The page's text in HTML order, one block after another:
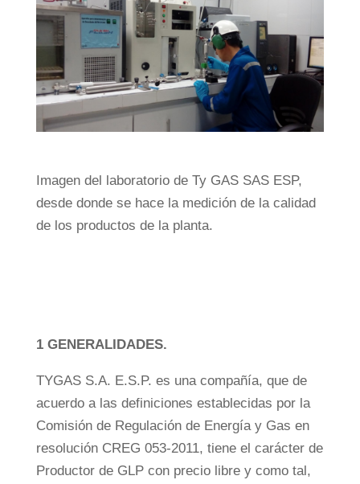
Imagen del laboratorio de Ty GAS SAS ESP,
desde donde se hace la medición de la calidad
de los productos de la planta.
1 GENERALIDADES.
TYGAS S.A. E.S.P. es una compañía, que de
acuerdo a las definiciones establecidas por la
Comisión de Regulación de Energía y Gas en
resolución CREG 053-2011, tiene el carácter de
Productor de GLP con precio libre y como tal,